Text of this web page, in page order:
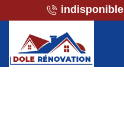
indisponible